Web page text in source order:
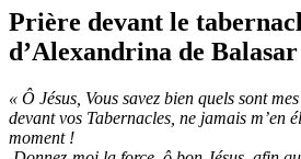
Prière devant le
d’Alexandrina de Balasar
« Ô Jésus, Vous savez bien quels sont
devant vos Tabernacles, ne jamais m’en
moment !